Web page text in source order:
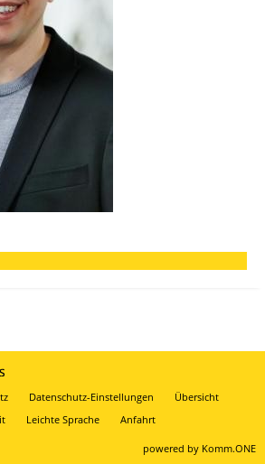
Datenschutz-Einstellungen
Übersicht
Leichte Sprache Anfahrt
powered by Komm.ONE